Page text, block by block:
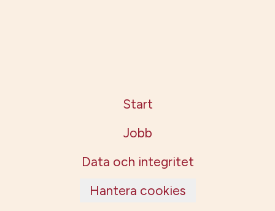
Start
Jobb
Data och integritet
Hantera cookies